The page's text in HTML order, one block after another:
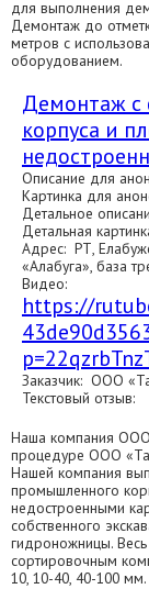
для выполнения
Демонтаж до
метров с
оборудованием.
Демонтаж с
корпуса и
Описание для
Картинка для
Детальное
Детальная
Адрес: РТ,
«Алабуга», база
Видео:
https://
Заказчик: ООО
Текстовый отзыв:
Наша компания
процедуре ООО
Нашей компания
промышленного
недостроенными
собственного
гидроножницы.
сортировочным
10, 10-40, 40-100